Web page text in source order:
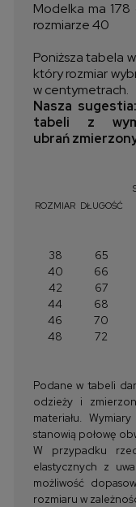
Modelka ma
rozmiarze 40
Poniższa tabela
który rozmiar
w centymetrach.
Nasza
tabeli z
ubrań
ROZMIAR DŁUGOŚĆ
38 65
40
66
42
67
44
68
46
70
48
72
Podane w tabeli
odzieży i
materiału.
stanowią połowę
W przypadku
elastycznych z
możliwość
rozmiaru w